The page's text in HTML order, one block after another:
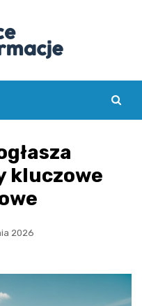
kluczowe
2026